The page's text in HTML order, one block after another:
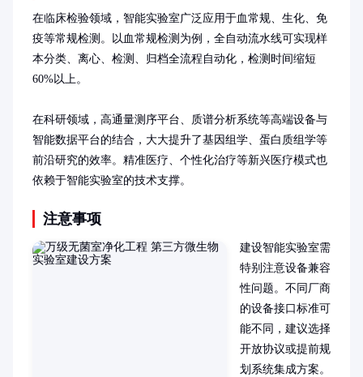
在临床检验领域，智能实验室广泛应用于血常规、生化、免
疫等常规检测。以血常规检测为例，全自动流水线可实现样
本分类、离心、检测、归档全流程自动化，检测时间缩短
60%以上。
在科研领域，高通量测序平台、质谱分析系统等高端设备与
智能数据平台的结合，大大提升了基因组学、蛋白质组学等
前沿研究的效率。精准医疗、个性化治疗等新兴医疗模式也
依赖于智能实验室的技术支撑。
注意事项
建设智能实验室需
特别注意设备兼容
性问题。不同厂商
的设备接口标准可
能不同，建议选择
开放协议或提前规
划系统集成方案。